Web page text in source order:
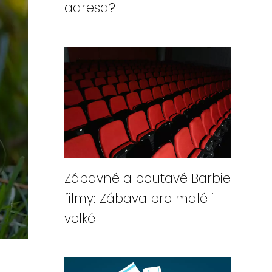
adresa?
Zábavné a poutavé Barbie
filmy: Zábava pro malé i
velké